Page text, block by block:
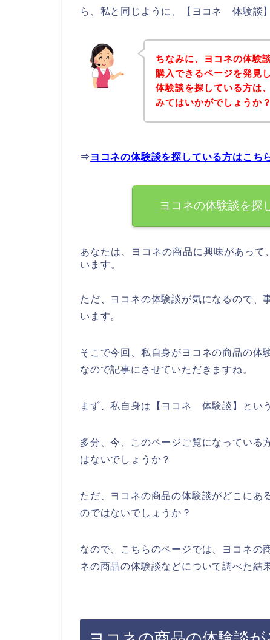
ら、私と同じように、【ヨコネ 体験談
ちなみに、ヨコネの体験
購入できるページを発見
体験談を探している方は
みてはいかがでしょうか？
⇒ ヨコネの体験談を探している方はこち
ヨコネの体験談を探
あなたは、ヨコネの商品に興味があっ
います。
ただ、ヨコネの体験談が気になるので、
います。
そこで今回、私自身がヨコネの商品の体
なので記事にさせていただきますね。
まず、私自身は【ヨコネ 体験談】とい
多分、今、このページご覧になっている
はないでしょうか？
ただ、ヨコネの商品の体験談がどこにあ
のではないでしょうか？
なので、こちらのページでは、ヨコネの
ネの商品の体験談などについて調べた結